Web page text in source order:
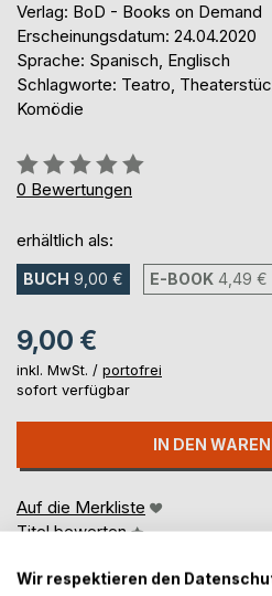
Verlag: BoD - Books on Demand
Erscheinungsdatum: 24.04.2020
Sprache: Spanisch, Englisch
Schlagworte: Teatro,
Komödie
Bewertung::
0%
0 Bewertungen
erhältlich als:
BUCH 9,00 € E-BOOK 4,49 €
9,00 €
inkl. MwSt. / portofrei
sofort verfügbar
IN DEN
Auf die Merkliste
Titel bewerten
Wir respektieren den